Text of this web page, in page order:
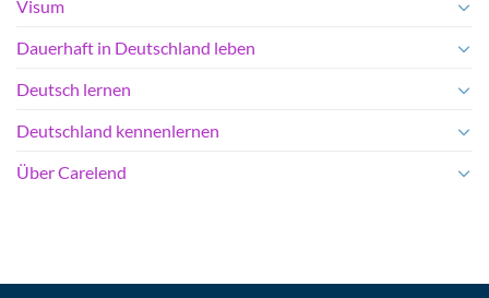
Visum
Dauerhaft in Deutschland leben
Deutsch lernen
Deutschland kennenlernen
Über Carelend